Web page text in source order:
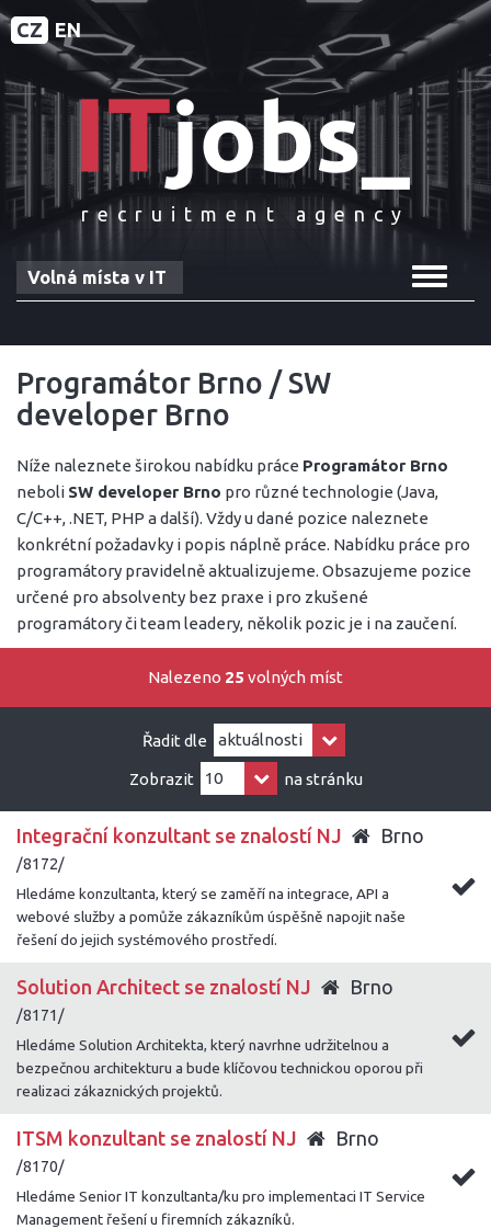
CZ EN
recruitment agency
Toggle
Volná místa v IT
Programátor Brno / SW
developer Brno
Níže naleznete širokou nabídku práce Programátor Brno
neboli SW developer Brno pro různé technologie (Java,
C/C++, .NET, PHP a další). Vždy u dané pozice naleznete
konkrétní požadavky i popis náplně práce. Nabídku práce pro
programátory pravidelně aktualizujeme. Obsazujeme pozice
určené pro absolventy bez praxe i pro zkušené
programátory či team leadery, několik pozic je i na zaučení.
Nalezeno 25 volných míst
Řadit dle
Zobrazit na stránku
Integrační konzultant se znalostí NJ Brno
/8172/
Hledáme konzultanta, který se zaměří na integrace, API a
webové služby a pomůže zákazníkům úspěšně napojit naše
řešení do jejich systémového prostředí.
Solution Architect se znalostí NJ Brno
/8171/
Hledáme Solution Architekta, který navrhne udržitelnou a
bezpečnou architekturu a bude klíčovou technickou oporou při
realizaci zákaznických projektů.
ITSM konzultant se znalostí NJ Brno
/8170/
Hledáme Senior IT konzultanta/ku pro implementaci IT Service
Management řešení u firemních zákazníků.